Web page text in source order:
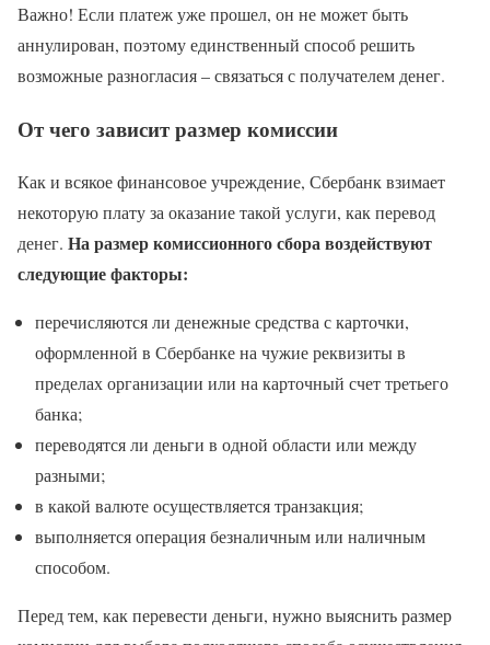
Важно! Если платеж уже прошел, он не может быть
аннулирован, поэтому единственный способ решить
возможные разногласия – связаться с получателем денег.
От чего зависит размер комиссии
Как и всякое финансовое учреждение, Сбербанк взимает
некоторую плату за оказание такой услуги, как перевод
денег. На размер комиссионного сбора воздействуют
следующие факторы:
перечисляются ли денежные средства с карточки,
оформленной в Сбербанке на чужие реквизиты в
пределах организации или на карточный счет третьего
банка;
переводятся ли деньги в одной области или между
разными;
в какой валюте осуществляется транзакция;
выполняется операция безналичным или наличным
способом.
Перед тем, как перевести деньги, нужно выяснить размер